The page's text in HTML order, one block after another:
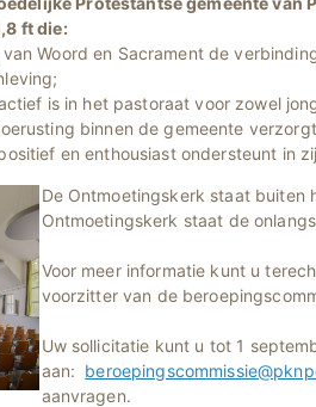
ft die:
Woord en Sacrament de
is in het pastoraat voor zowel
binnen de gemeente
en enthousiast ondersteunt in
De Ontmoetingskerk staat buiten
Ontmoetingskerk staat de
Voor meer informatie kunt u
voorzitter van de
Uw sollicitatie kunt u tot 1
aan:
aanvragen.